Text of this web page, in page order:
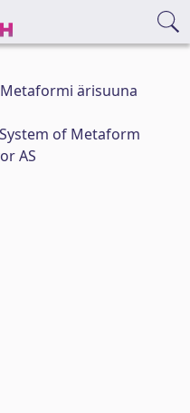
ärisuuna
of Metaform
AS